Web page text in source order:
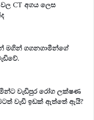
CT අගය ලෙස
මගින් ගගනගාමීන්ගේ
වැඩිපුර රෝග ලක්ෂණ
වැඩි ඉඩක් ඇත්තේ ඇයි?